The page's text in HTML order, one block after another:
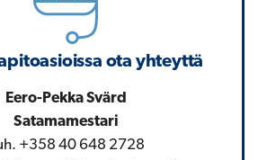
ota yhteyttä
Eero-Pekka Svärd
Satamamestari
+358 40 648 2728